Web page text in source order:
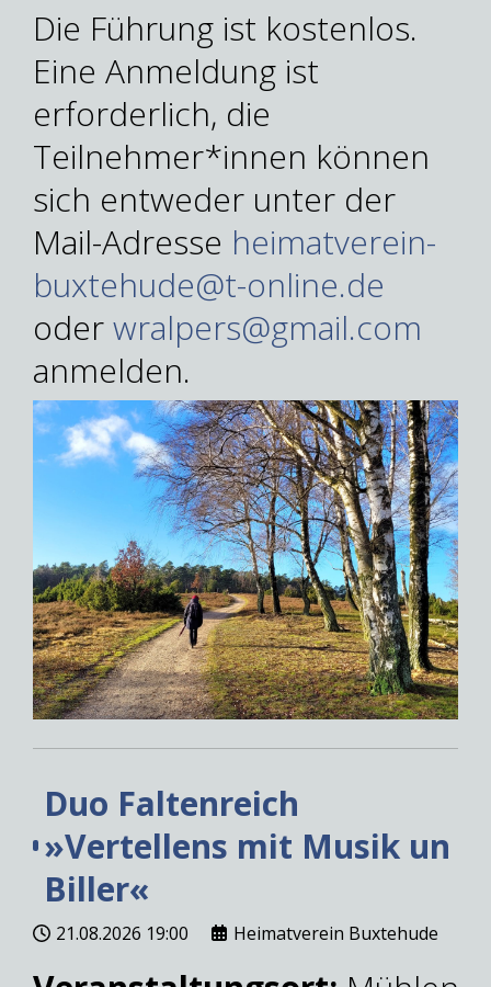
Die Führung ist kostenlos.
Eine Anmeldung ist
erforderlich, die
Teilnehmer*innen können
sich entweder unter der
Mail-Adresse heimatverein-
buxtehude@t-online.de
oderwralpers@gmail.com
anmelden.
Duo Faltenreich
»Vertellens mit Musik un
Biller«
21.08.2026 19:00 Heimatverein Buxtehude